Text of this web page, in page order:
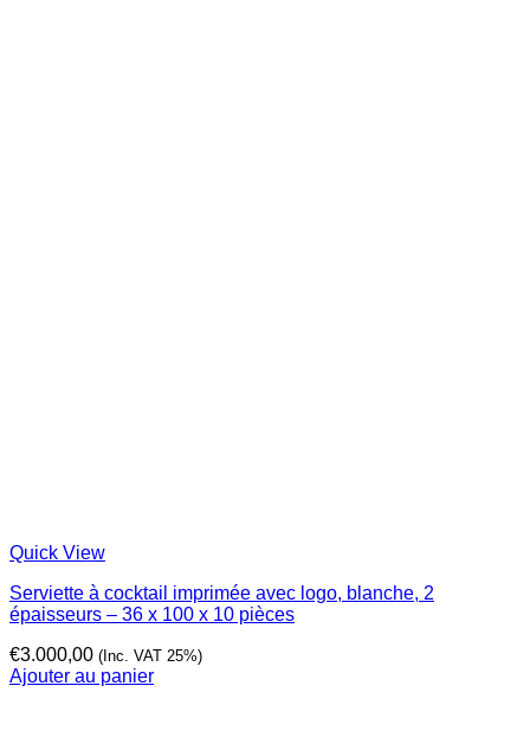
Quick View
Serviette à cocktail imprimée avec logo, blanche, 2
épaisseurs – 36 x 100 x 10 pièces
€3.000,00 (Inc. VAT 25%)
Ajouter au panier